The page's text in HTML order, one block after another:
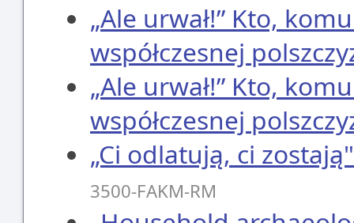
„Ale urwał!” Kto,
współczesnej
„Ale urwał!” Kto,
współczesnej
„Ci odlatują, ci
3500-FAKM-RM